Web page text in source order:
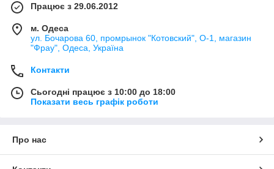
Працює з 29.06.2012
м. Одеса
ул. Бочарова 60, промрынок "Котовский", О-1, магазин
"Фрау", Одеса, Україна
Контакти
Сьогодні працює з 10:00 до 18:00
Показати весь графік роботи
Про нас